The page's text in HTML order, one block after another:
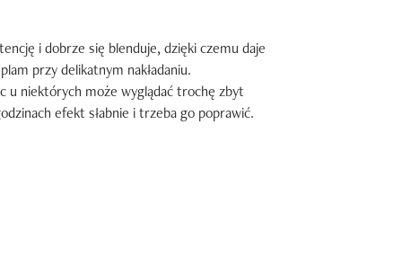
i dobrze się blenduje, dzięki czemu daje
przy delikatnym nakładaniu.
u niektórych może wyglądać trochę zbyt
efekt słabnie i trzeba go poprawić.